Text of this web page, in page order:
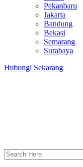
Pekanbaru
Jakarta
Bandung
Bekasi
Semarang
Surabaya
Hubungi Sekarang